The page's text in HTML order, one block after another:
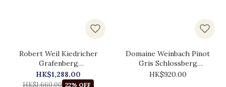
Robert Weil Kiedricher
Grafenberg
Beerenauslese 2016
(375ml)
HK$1,288.00
HK$1,660.00 22% OFF
Domaine Weinbach Pinot
Gris Schlossberg
Vendanges Tardives 2011
HK$920.00